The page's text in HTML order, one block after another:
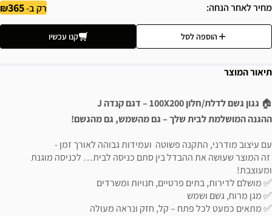
מחיר לאחר הנחה רק ב-365
הוספה לסל קנו עכשיו
תיאור המוצר
🏠 גגון גשם לדלת/חלון 100X200 – דגם קנדה J
ההגנה המושלמת לבית שלך – גם מהשמש, גם מהגשם!
עם עיצוב מודרני, התקנה פשוטה ועמידות גבוהה לאורך זמן -
זה המוצר שעושה את ההבדל בין סתם כניסה לבית… לכניסה מוגנת
ומעוצבת!
✅ מושלם לדירות, בתים פרטיים, חנויות ומשרדים
✅ מגן מרוח, גשם ושמש
✅ מתאים כמעט לכל פתח – קל, חזק ונראה מעולה